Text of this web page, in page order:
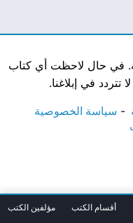
في حال لاحظت أي كتاب
تتردد في إبلاغنا.
سياسة الخصوصية
أقسام الكتب مؤلفين الكتب